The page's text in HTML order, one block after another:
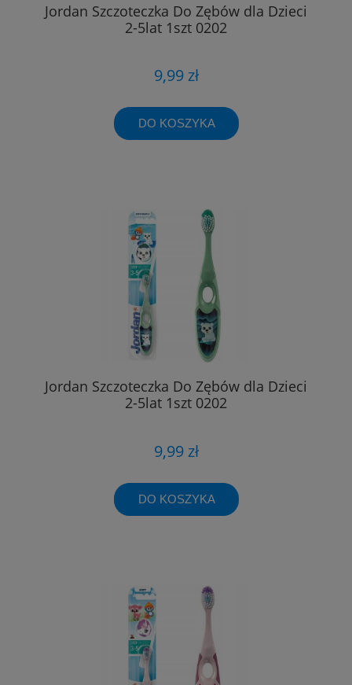
Jordan Szczoteczka Do Zębów dla Dzieci
2-5lat 1szt 0202
9,99 zł
DO KOSZYKA
Jordan Szczoteczka Do Zębów dla Dzieci
2-5lat 1szt 0202
9,99 zł
DO KOSZYKA